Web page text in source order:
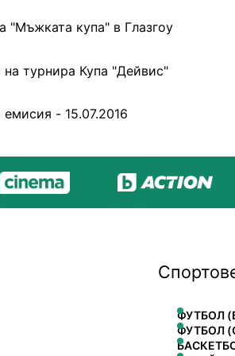
"Мъжката купа" в Глазгоу
турнира Купа "Дейвис"
- 15.07.2016
ФУТБОЛ
ФУТБОЛ